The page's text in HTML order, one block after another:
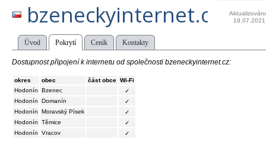
bzeneckyinternet.cz
19.07.2021
Úvod Pokrytí Ceník Kontakty
Dostupnost připojení k internetu od společnosti bzeneckyinternet.cz:
okres obec část obce Wi-Fi
Hodonín
Bzenec
✓
Hodonín
Domanín
✓
Hodonín
Moravský Písek
✓
Hodonín
Těmice
✓
Hodonín
Vracov ✓